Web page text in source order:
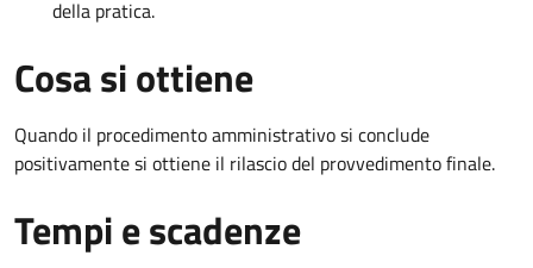
della pratica.
Cosa si ottiene
Quando il procedimento amministrativo si conclude
positivamente si ottiene il rilascio del provvedimento finale.
Tempi e scadenze